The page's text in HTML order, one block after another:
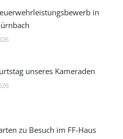
in
unseres Kameraden
zu Besuch im FF-Haus